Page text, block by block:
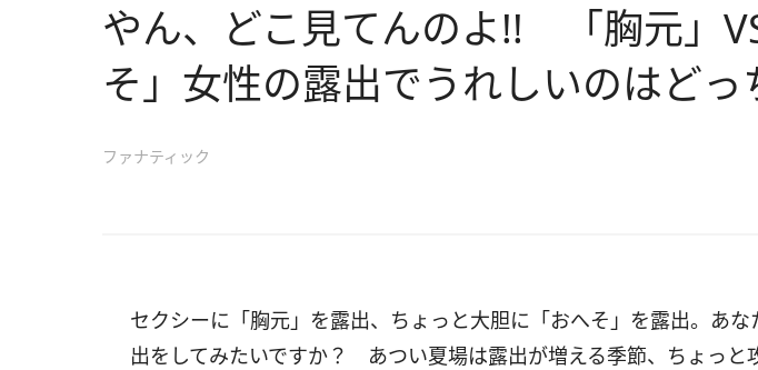
やん、どこ見てんのよ!! 「胸元」
そ」女性の露出でうれしいのはどっ
ファナティック
セクシーに「胸元」を露出、ちょっと大胆に「おへそ」を露出。あ
出をしてみたいですか？ あつい夏場は露出が増える季節、ちょっと